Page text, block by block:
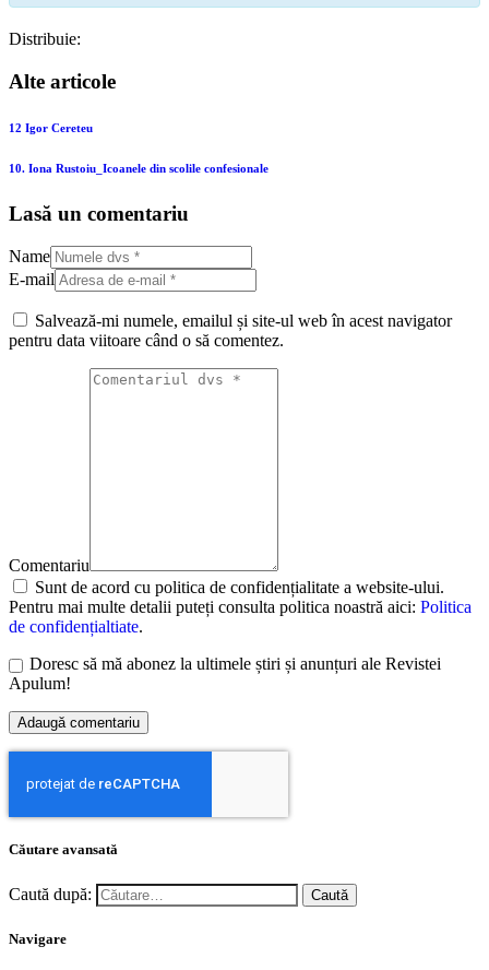
Distribuie:
Alte articole
12 Igor Cereteu
10. Iona Rustoiu_Icoanele din scolile confesionale
Lasă un comentariu
Name
E-mail
Salvează-mi numele, emailul și site-ul web în acest navigator
pentru data viitoare când o să comentez.
Comentariu
Sunt de acord cu politica de confidențialitate a website-ului.
Pentru mai multe detalii puteți consulta politica noastră aici: Politica
de confidențialtiate.
Doresc să mă abonez la ultimele știri și anunțuri ale Revistei
Apulum!
Căutare avansată
Caută după:
Navigare